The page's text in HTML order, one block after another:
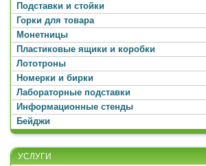
Подставки и стойки
Горки для товара
Монетницы
Пластиковые ящики и коробки
Лототроны
Номерки и бирки
Лабораторные подставки
Информационные стенды
Бейджи
УСЛУГИ